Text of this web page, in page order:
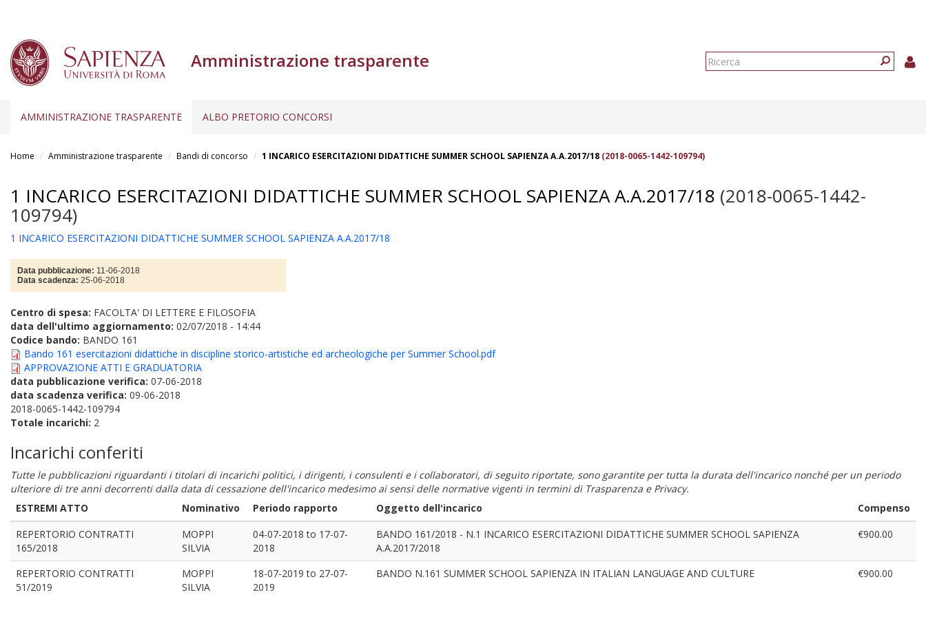
Amministrazione trasparente
Form
AMMINISTRAZIONE TRASPARENTE ALBO PRETORIO CONCORSI
Home Amministrazione trasparente Bandi di concorso 1 INCARICO ESERCITAZIONI DIDATTICHE SUMMER SCHOOL SAPIENZA A.A.2017/18 (2018-0065-1442-109794)
1 INCARICO ESERCITAZIONI DIDATTICHE SUMMER SCHOOL SAPIENZA A.A.2017/18 (2018-0065-1442-
109794)
1 INCARICO ESERCITAZIONI DIDATTICHE SUMMER SCHOOL SAPIENZA A.A.2017/18
Data pubblicazione: 11-06-2018
Data scadenza: 25-06-2018
Centro di spesa: FACOLTA' DI LETTERE E FILOSOFIA
data dell'ultimo aggiornamento: 02/07/2018 - 14:44
Codice bando: BANDO 161
Bando 161 esercitazioni didattiche in discipline storico-artistiche ed archeologiche per Summer School.pdf
APPROVAZIONE ATTI E GRADUATORIA
data pubblicazione verifica: 07-06-2018
data scadenza verifica: 09-06-2018
2018-0065-1442-109794
Totale incarichi: 2
Incarichi conferiti
Tutte le pubblicazioni riguardanti i titolari di incarichi politici, i dirigenti, i consulenti e i collaboratori, di seguito riportate, sono garantite per tutta la durata dell'incarico nonché per un periodo
ulteriore di tre anni decorrenti dalla data di cessazione dell'incarico medesimo ai sensi delle normative vigenti in termini di Trasparenza e Privacy.
ESTREMI ATTO
Nominativo Periodo rapporto Oggetto dell'incarico
Compenso
REPERTORIO CONTRATTI
165/2018
MOPPI
SILVIA
04-07-2018 to 17-07-
2018
BANDO 161/2018 - N.1 INCARICO ESERCITAZIONI DIDATTICHE SUMMER SCHOOL SAPIENZA
A.A.2017/2018
€900.00
REPERTORIO CONTRATTI
51/2019
MOPPI
SILVIA
18-07-2019 to 27-07-
2019
BANDO N.161 SUMMER SCHOOL SAPIENZA IN ITALIAN LANGUAGE AND CULTURE €900.00